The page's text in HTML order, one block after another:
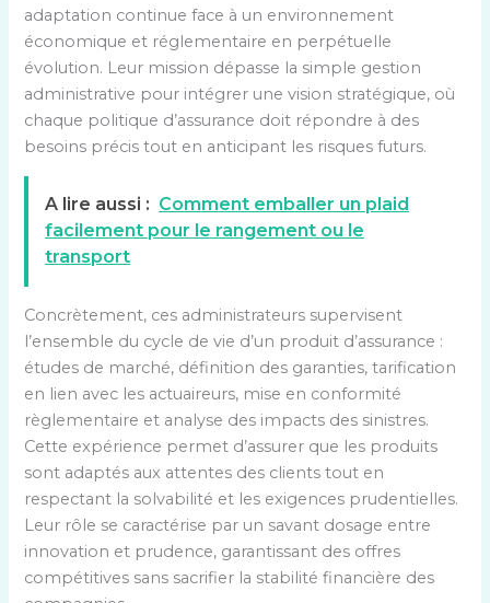
adaptation continue face à un environnement
économique et réglementaire en perpétuelle
évolution. Leur mission dépasse la simple gestion
administrative pour intégrer une vision stratégique, où
chaque politique d’assurance doit répondre à des
besoins précis tout en anticipant les risques futurs.
A lire aussi : Comment emballer un plaid
facilement pour le rangement ou le
transport
Concrètement, ces administrateurs supervisent
l’ensemble du cycle de vie d’un produit d’assurance :
études de marché, définition des garanties, tarification
en lien avec les actuaireurs, mise en conformité
règlementaire et analyse des impacts des sinistres.
Cette expérience permet d’assurer que les produits
sont adaptés aux attentes des clients tout en
respectant la solvabilité et les exigences prudentielles.
Leur rôle se caractérise par un savant dosage entre
innovation et prudence, garantissant des offres
compétitives sans sacrifier la stabilité financière des